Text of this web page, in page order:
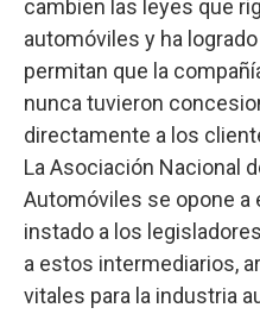
cambien las leyes que
automóviles y ha
permitan que la
nunca tuvieron
directamente a los
La Asociación Nacional
Automóviles se opone a
instado a los
a estos intermediarios,
vitales para la industria